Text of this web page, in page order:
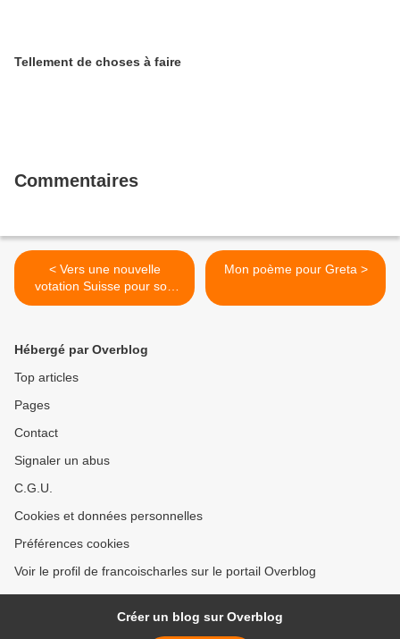
Tellement de choses à faire
Commentaires
< Vers une nouvelle
votation Suisse pour son
avion de chasse?
Mon poème pour Greta >
Hébergé par Overblog
Top articles
Pages
Contact
Signaler un abus
C.G.U.
Cookies et données personnelles
Préférences cookies
Voir le profil de francoischarles sur le portail Overblog
Créer un blog sur Overblog